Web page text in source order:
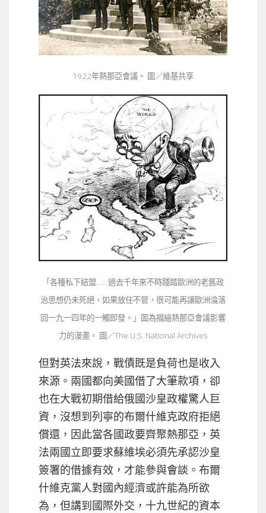
1922年熱那亞會議。 圖／維基共享
「各種私下結盟……過去千年來不時踐踏歐洲的老舊政
治思想仍未死絕，如果放任不管，很可能再讓歐洲淪落
回一九一四年的一觸即發。」圖為描繪熱那亞會議影響
力的漫畫。 圖／The U.S. National Archives
但對英法來說，戰債既是負荷也是收入
來源。兩國都向美國借了大筆款項，卻
也在大戰初期借給俄國沙皇政權驚人巨
資，沒想到列寧的布爾什維克政府拒絕
償還，因此當各國政要齊聚熱那亞，英
法兩國立即要求蘇維埃必須先承認沙皇
簽署的借據有效，才能參與會談。布爾
什維克黨人對國內經濟或許能為所欲
為，但講到國際外交，十九世紀的資本